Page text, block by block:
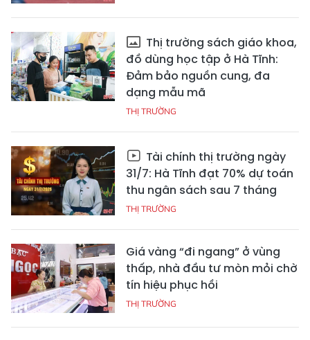
Thị trường sách giáo khoa,
đồ dùng học tập ở Hà Tĩnh:
Đảm bảo nguồn cung, đa
dạng mẫu mã
THỊ TRƯỜNG
Tài chính thị trường ngày
31/7: Hà Tĩnh đạt 70% dự toán
thu ngân sách sau 7 tháng
THỊ TRƯỜNG
Giá vàng “đi ngang” ở vùng
thấp, nhà đầu tư mòn mỏi chờ
tín hiệu phục hồi
THỊ TRƯỜNG